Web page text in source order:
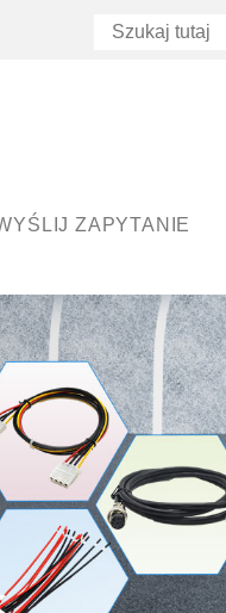
ZAPYTANIE